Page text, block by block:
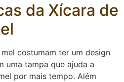
da Xícara de
costumam ter um design
uma tampa que ajuda a
por mais tempo. Além